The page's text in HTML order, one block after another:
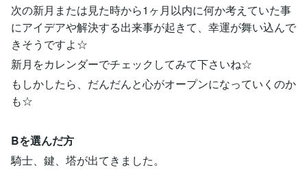
次の新月または見た時から1ヶ月以内に何か考えていた事
にアイデアや解決する出来事が起きて、幸運が舞い込んで
きそうですよ☆
新月をカレンダーでチェックしてみて下さいね☆
もしかしたら、だんだんと心がオープンになっていくのか
も☆
Bを選んだ方
騎士、鍵、塔が出てきました。